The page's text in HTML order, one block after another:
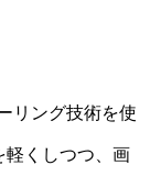
リング技術を使
軽くしつつ、画